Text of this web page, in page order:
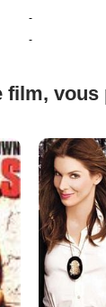
-
-
film, vous